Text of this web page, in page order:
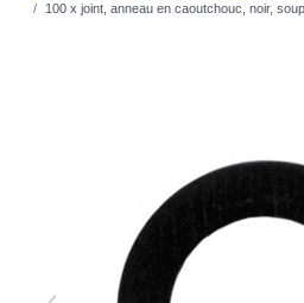
100 x joint, anneau en caoutchouc, noir,